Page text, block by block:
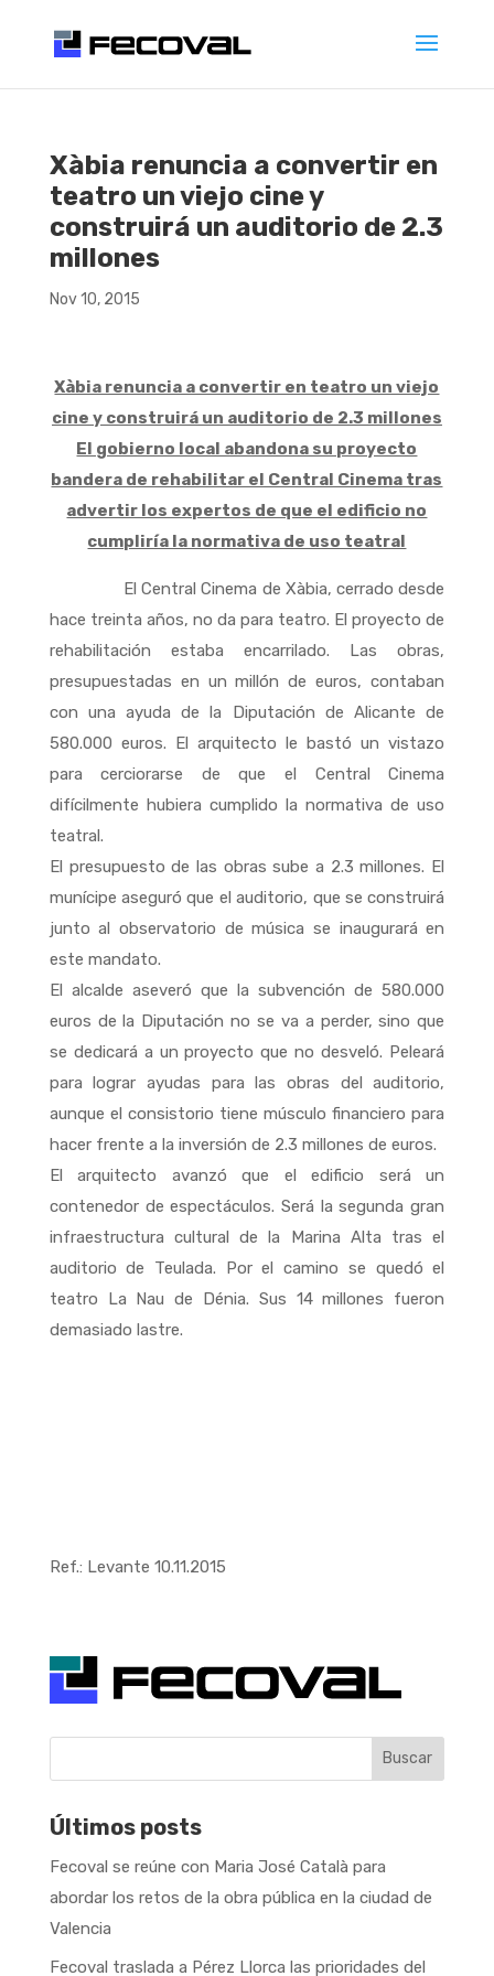
Xàbia renuncia a convertir en
teatro un viejo cine y
construirá un auditorio de 2.3
millones
Nov 10, 2015
Xàbia renuncia a convertir en teatro un viejo
cine y construirá un auditorio de 2.3 millones
El gobierno local abandona su proyecto
bandera de rehabilitar el Central Cinema tras
advertir los expertos de que el edificio no
cumpliría la normativa de uso teatral
El Central Cinema de Xàbia, cerrado desde
hace treinta años, no da para teatro. El proyecto de
rehabilitación estaba encarrilado. Las obras,
presupuestadas en un millón de euros, contaban
con una ayuda de la Diputación de Alicante de
580.000 euros. El arquitecto le bastó un vistazo
para cerciorarse de que el Central Cinema
difícilmente hubiera cumplido la normativa de uso
teatral.
El presupuesto de las obras sube a 2.3 millones. El
munícipe aseguró que el auditorio, que se construirá
junto al observatorio de música se inaugurará en
este mandato.
El alcalde aseveró que la subvención de 580.000
euros de la Diputación no se va a perder, sino que
se dedicará a un proyecto que no desveló. Peleará
para lograr ayudas para las obras del auditorio,
aunque el consistorio tiene músculo financiero para
hacer frente a la inversión de 2.3 millones de euros.
El arquitecto avanzó que el edificio será un
contenedor de espectáculos. Será la segunda gran
infraestructura cultural de la Marina Alta tras el
auditorio de Teulada. Por el camino se quedó el
teatro La Nau de Dénia. Sus 14 millones fueron
demasiado lastre.
Ref.: Levante 10.11.2015
Buscar
Últimos posts
Fecoval se reúne con Maria José Català para
abordar los retos de la obra pública en la ciudad de
Valencia
Fecoval traslada a Pérez Llorca las prioridades del